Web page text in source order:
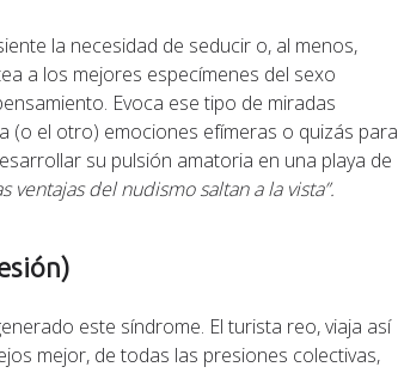
la necesidad de seducir o, al menos,
a los mejores especímenes del sexo
Evoca ese tipo de miradas
el otro) emociones efímeras o quizás para
su pulsión amatoria en una playa de
ventajas del nudismo saltan a la vista”.
este síndrome. El turista reo, viaja así
mejor, de todas las presiones colectivas,